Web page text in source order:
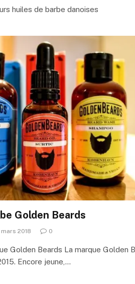
huiles de barbe danoises
Golden Beards
mars 2018 0
Golden Beards La marque Golden
Encore jeune,…